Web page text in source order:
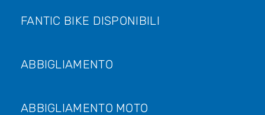
FANTIC BIKE DISPONIBILI
ABBIGLIAMENTO
ABBIGLIAMENTO MOTO